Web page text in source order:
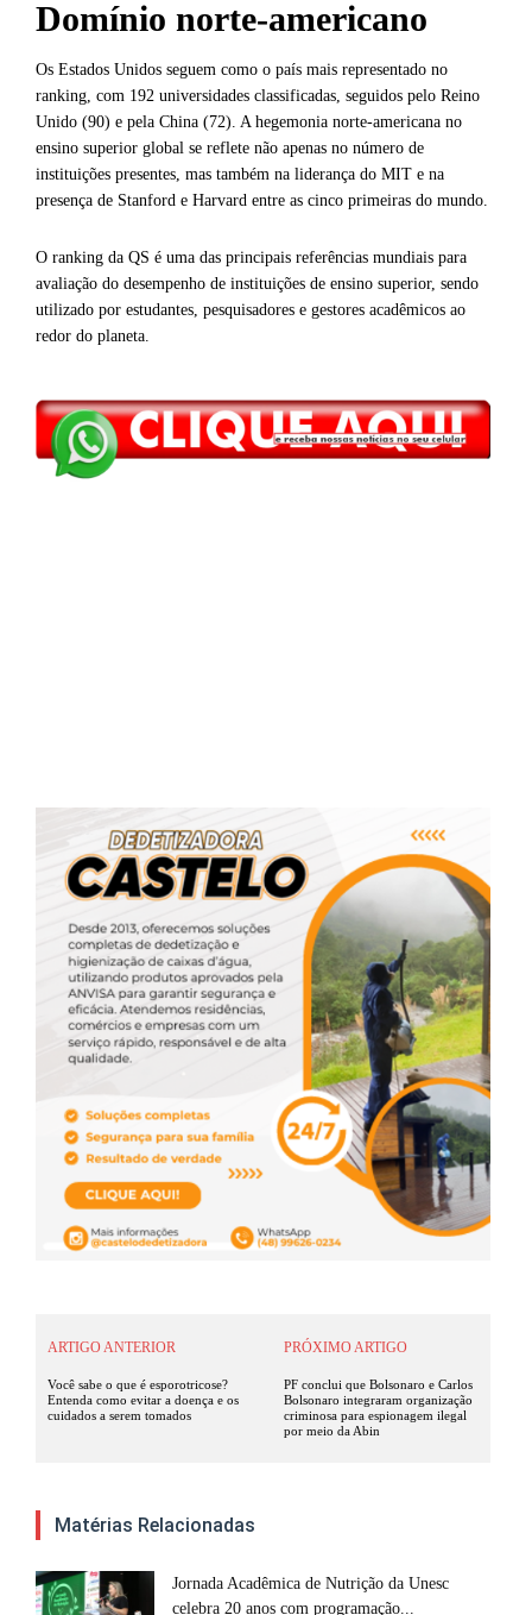
Domínio norte-americano
Os Estados Unidos seguem como o país mais representado no
ranking, com 192 universidades classificadas, seguidos pelo Reino
Unido (90) e pela China (72). A hegemonia norte-americana no
ensino superior global se reflete não apenas no número de
instituições presentes, mas também na liderança do MIT e na
presença de Stanford e Harvard entre as cinco primeiras do mundo.
O ranking da QS é uma das principais referências mundiais para
avaliação do desempenho de instituições de ensino superior, sendo
utilizado por estudantes, pesquisadores e gestores acadêmicos ao
redor do planeta.
ARTIGO ANTERIOR
Você sabe o que é esporotricose?
Entenda como evitar a doença e os
cuidados a serem tomados
PRÓXIMO ARTIGO
PF conclui que Bolsonaro e Carlos
Bolsonaro integraram organização
criminosa para espionagem ilegal
por meio da Abin
Matérias Relacionadas
Jornada Acadêmica de Nutrição da Unesc
celebra 20 anos com programação...